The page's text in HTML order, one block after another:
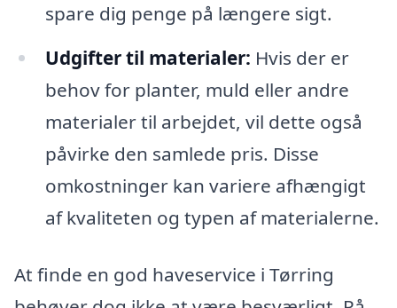
spare dig penge på længere sigt.
Udgifter til materialer: Hvis der er
behov for planter, muld eller andre
materialer til arbejdet, vil dette også
påvirke den samlede pris. Disse
omkostninger kan variere afhængigt
af kvaliteten og typen af materialerne.
At finde en god haveservice i Tørring